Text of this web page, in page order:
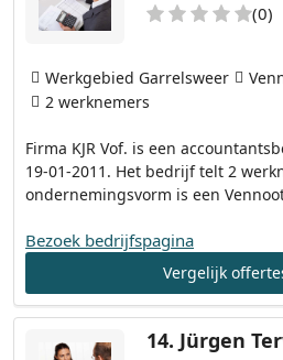
(0)
Firma KJR Vof. is een
19-01-2011. Het bedrijf telt 2
ondernemingsvorm is een
Werkgebied Garrelsweer
2 werknemers
Bezoek bedrijfspagina
Vergelijk
14. Jürgen